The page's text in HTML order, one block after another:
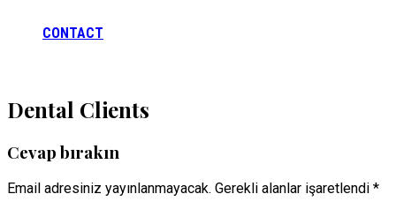
CONTACT
Dental Clients
Cevap bırakın
Email adresiniz yayınlanmayacak. Gerekli alanlar işaretlendi *